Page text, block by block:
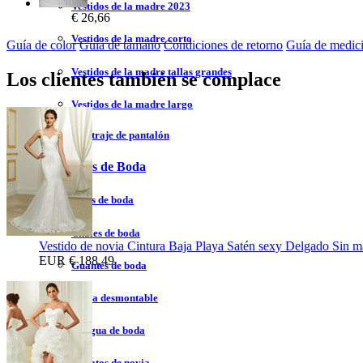
Vestidos de la madre 2023
Vestidos de la madre corto
Vestidos de la madre tallas grandes
Vestidos de la madre largo
Vestidos de traje de pantalón
Accesorios de Boda
Velos de boda
Chales de boda
Guantes de boda
Falda desmontable
Enagua de boda
€ 26,66
Guía de color Guía de tamaño Condiciones de retorno Guía de
Los clientes también se complace
Vestido de novia Cintura Baja Playa Satén sexy Delgado Sin
EUR € 188,49